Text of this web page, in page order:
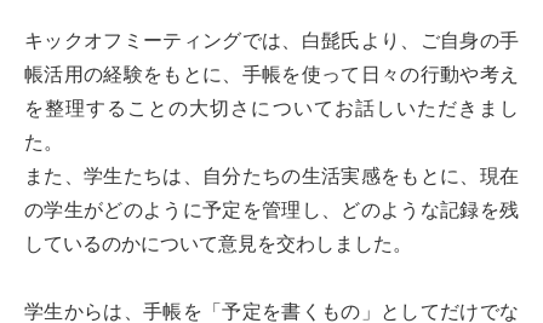
キックオフミーティングでは、白髭氏より、ご自身の手
帳活用の経験をもとに、手帳を使って日々の行動や考え
を整理することの大切さについてお話しいただきまし
た。
また、学生たちは、自分たちの生活実感をもとに、現在
の学生がどのように予定を管理し、どのような記録を残
しているのかについて意見を交わしました。
学生からは、手帳を「予定を書くもの」としてだけでな